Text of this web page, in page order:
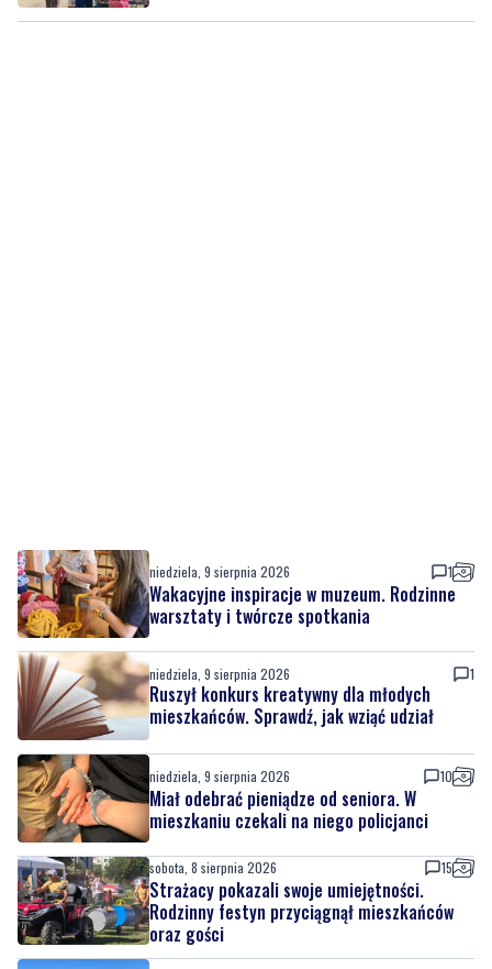
niedziela, 9 sierpnia 2026 1
Wakacyjne inspiracje w muzeum. Rodzinne
warsztaty i twórcze spotkania
niedziela, 9 sierpnia 2026 1
Ruszył konkurs kreatywny dla młodych
mieszkańców. Sprawdź, jak wziąć udział
niedziela, 9 sierpnia 2026 10
Miał odebrać pieniądze od seniora. W
mieszkaniu czekali na niego policjanci
sobota, 8 sierpnia 2026 15
Strażacy pokazali swoje umiejętności.
Rodzinny festyn przyciągnął mieszkańców
oraz gości